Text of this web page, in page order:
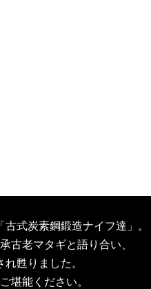
式炭素鋼鍛造ナイフ達」。
古老マタギと語り合い、
甦りました。
堪能ください。